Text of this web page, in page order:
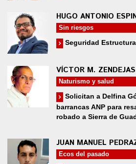
HUGO ANTONIO
Sin riesgos
Seguridad
VÍCTOR M.
Naturismo y salud
Solicitan a Delfina
barrancas ANP para
robado a Sierra de
JUAN MANUEL
Ecos del pasado